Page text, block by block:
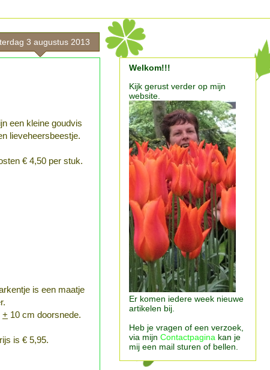
3 augustus 2013
een kleine goudvis
lieveheersbeestje.
€ 4,50 per stuk.
is een maatje
+ 10 cm doorsnede.
is € 5,95.
Welkom!!!
Kijk gerust verder op mijn
website.
Er komen iedere week nieuwe
artikelen bij.
Heb je vragen of een verzoek,
via mijn Contactpagina kan je
mij een mail sturen of bellen.